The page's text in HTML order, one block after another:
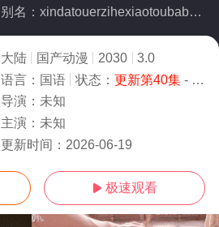
别名：xindatouerzihexiaotoubabayundongzhongguoxing
大陆 国产动漫 2030
3.0
语言： 国语 状态： 更新第40集- 免费在线观看
导演： 未知
主演： 未知
更新时间： 2026-06-19
 极速观看